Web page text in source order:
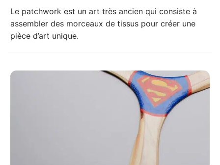
Le patchwork est un art très ancien qui consiste à
assembler des morceaux de tissus pour créer une
pièce d’art unique.